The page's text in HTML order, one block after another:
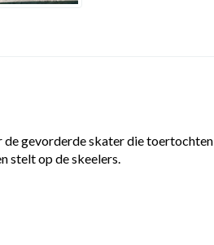
gevorderde skater die toertochten
stelt op de skeelers.